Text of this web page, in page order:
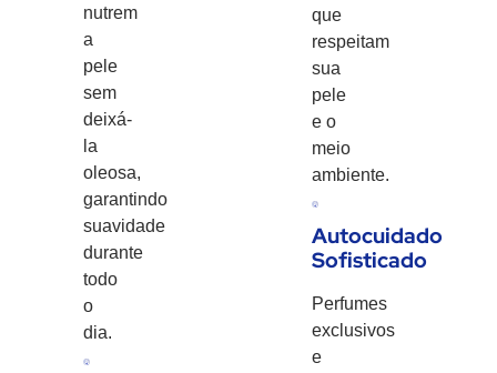
nutrem
a
pele
sem
deixá-
la
oleosa,
garantindo
suavidade
durante
todo
o
dia.
que
respeitam
sua
pele
e o
meio
ambiente.
Autocuidado
Sofisticado
Perfumes
exclusivos
e